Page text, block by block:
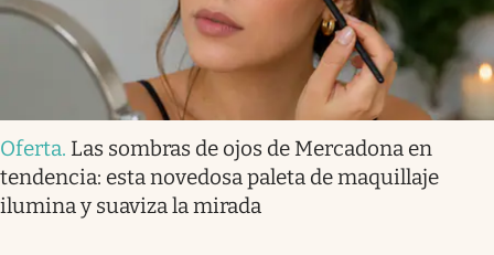
Oferta. Las sombras de ojos de Mercadona en
tendencia: esta novedosa paleta de maquillaje
ilumina y suaviza la mirada